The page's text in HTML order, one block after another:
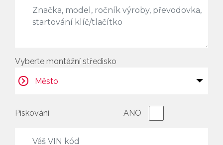
Vyberte montážní středisko
Město
Pískování ANO